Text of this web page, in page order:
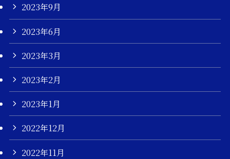
2023年9月
2023年6月
2023年3月
2023年2月
2023年1月
2022年12月
2022年11月